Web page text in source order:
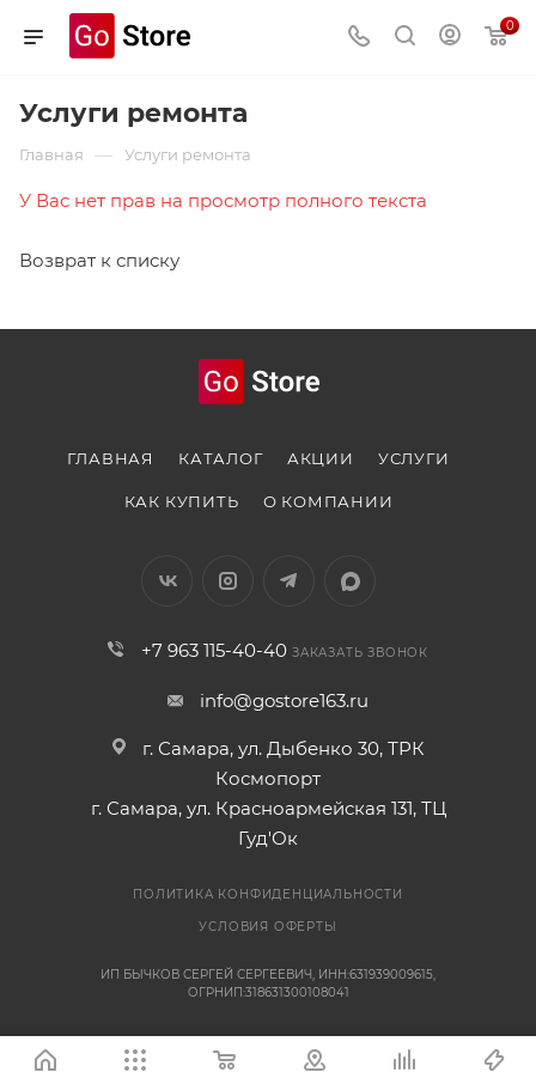
0
Услуги ремонта
Главная — Услуги ремонта
У Вас нет прав на просмотр полного текста
Возврат к списку
ГЛАВНАЯ КАТАЛОГ АКЦИИ УСЛУГИ
КАК КУПИТЬ О КОМПАНИИ
+7 963 115-40-40 ЗАКАЗАТЬ ЗВОНОК
info@gostore163.ru
г. Самара, ул. Дыбенко 30, ТРК
Космопорт
г. Самара, ул. Красноармейская 131, ТЦ
Гуд'Ок
ПОЛИТИКА КОНФИДЕНЦИАЛЬНОСТИ
УСЛОВИЯ ОФЕРТЫ
ИП БЫЧКОВ СЕРГЕЙ СЕРГЕЕВИЧ, ИНН:631939009615,
ОГРНИП:318631300108041